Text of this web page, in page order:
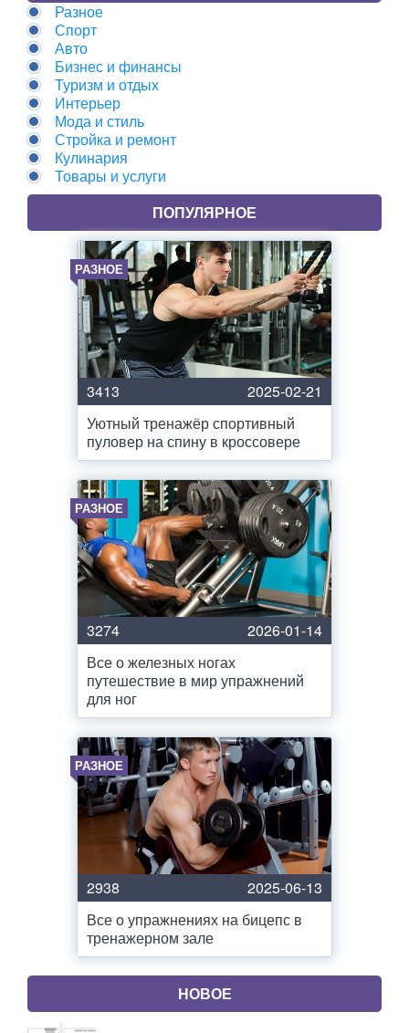
Разное
Спорт
Авто
Бизнес и финансы
Туризм и отдых
Интерьер
Мода и стиль
Стройка и ремонт
Кулинария
Товары и услуги
ПОПУЛЯРНОЕ
РАЗНОЕ
3413
2025-02-21
Уютный тренажёр спортивный
пуловер на спину в кроссовере
РАЗНОЕ
3274
2026-01-14
Все о железных ногах
путешествие в мир упражнений
для ног
РАЗНОЕ
2938
2025-06-13
Все о упражнениях на бицепс в
тренажерном зале
НОВОЕ